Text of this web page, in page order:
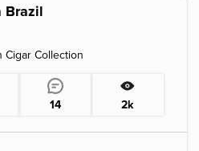
Brazil
Cigar Collection
14 2k